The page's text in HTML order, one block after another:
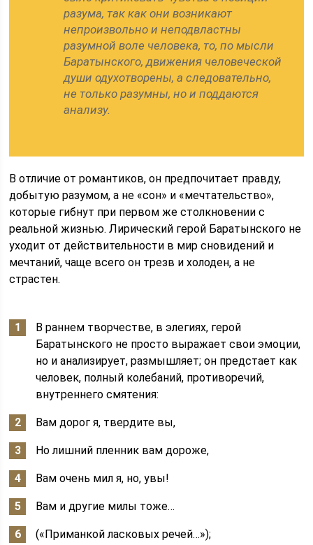
разума, так как они возникают
непроизвольно и неподвластны
разумной воле человека, то, по мысли
Баратынского, движения человеческой
души одухотворены, а следовательно,
не только разумны, но и поддаются
анализу.
В отличие от романтиков, он предпочитает правду,
добытую разумом, а не «сон» и «мечтательство»,
которые гибнут при первом же столкновении с
реальной жизнью. Лирический герой Баратынского не
уходит от действительности в мир сновидений и
мечтаний, чаще всего он трезв и холоден, а не
страстен.
В раннем творчестве, в элегиях, герой
Баратынского не просто выражает свои эмоции,
но и анализирует, размышляет; он предстает как
человек, полный колебаний, противоречий,
внутреннего смятения:
Вам дорог я, твердите вы,
Но лишний пленник вам дороже,
Вам очень мил я, но, увы!
Вам и другие милы тоже…
(«Приманкой ласковых речей…»);